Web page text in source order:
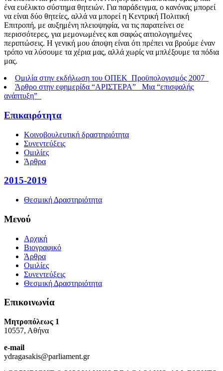
ένα ευέλικτο σύστημα θητειών. Για παράδειγμα, ο κανόνας μπορεί
να είναι δύο θητείες, αλλά να μπορεί η Κεντρική Πολιτική
Επιτροπή, με αυξημένη πλειοψηφία, να τις παρατείνει σε
περισσότερες, για μεμονωμένες και σαφώς αιτιολογημένες
περιπτώσεις. Η γενική μου άποψη είναι ότι πρέπει να βρούμε έναν
τρόπο να λύσουμε τα χέρια μας, αλλά χωρίς να μπλέξουμε τα πόδια
μας.
Ομιλία στην εκδήλωση του ΟΠΕΚ_Προϋπολογισμός 2007_
Άρθρο στην εφημερίδα “ΑΡΙΣΤΕΡΑ” _Μια “επισφαλής
ανάπτυξη”_
Επικαιρότητα
Κοινοβουλευτική δραστηριότητα
Συνεντεύξεις
Ομιλίες
Άρθρα
2015-2019
Θεσμική Δραστηριότητα
Μενού
Αρχική
Βιογραφικό
Άρθρα
Ομιλίες
Συνεντεύξεις
Θεσμική Δραστηριότητα
Επικοινωνία
Μητροπόλεως 1
10557, Αθήνα
e-mail
ydragasakis@parliament.gr